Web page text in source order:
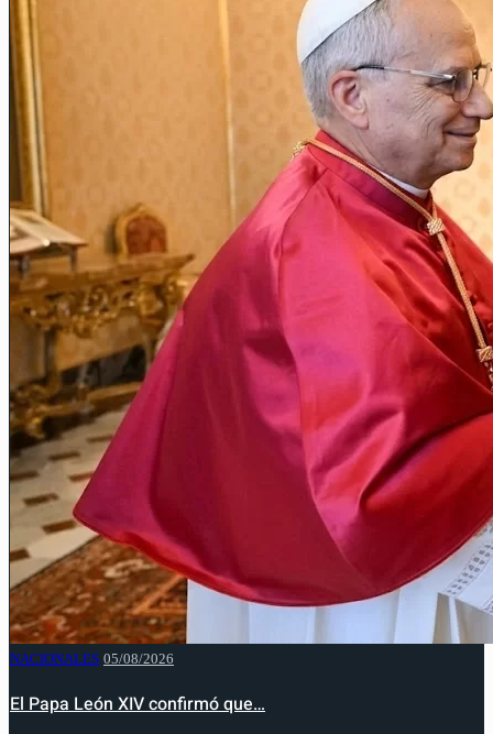
NACIONALES 05/08/2026
El Papa León XIV confirmó que…